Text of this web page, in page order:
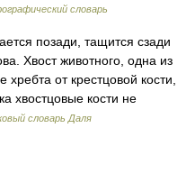
словарь
позади, тащится сзади
Хвост животного, одна из
от крестцовой кости,
хвостцовые кости не
словарь Даля